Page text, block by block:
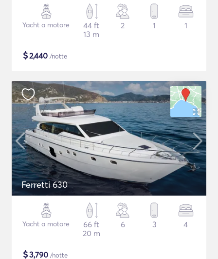
Yacht a motore
44 ft
13 m
2 1 1
$2,440 /notte
Ferretti 630
Yacht a motore
66 ft
20 m
6 3 4
$3,790 /notte